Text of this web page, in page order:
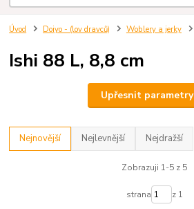
Úvod Doiyo - (lov dravců) Woblery a jerky
Ishi 88 L, 8,8 cm
Upřesnit parametry
Nejnovější Nejlevnější Nejdražší
Zobrazuji 1-5 z 5
strana z 1